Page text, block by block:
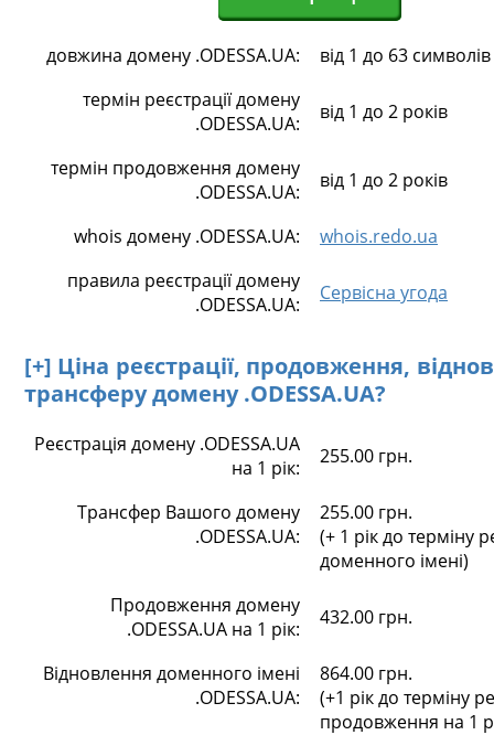
довжина домену .ODESSA.UA:
від 1 до 63 символів
термін реєстрації домену
.ODESSA.UA:
від 1 до 2 років
термін продовження домену
.ODESSA.UA:
від 1 до 2 років
whois домену .ODESSA.UA:
whois.redo.ua
правила реєстрації домену
.ODESSA.UA:
Сервісна угода
[+] Ціна реєстрації, продовження,
трансферу домену .ODESSA.UA?
Реєстрація домену .ODESSA.UA
на 1 рік:
255.00 грн.
Трансфер Вашого домену
.ODESSA.UA:
255.00 грн.
(+ 1 рік до терміну
доменного імені)
Продовження домену
.ODESSA.UA на 1 рік:
432.00 грн.
Відновлення доменного імені
.ODESSA.UA:
864.00 грн.
(+1 рік до терміну
продовження на 1